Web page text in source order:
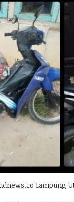
Lampung